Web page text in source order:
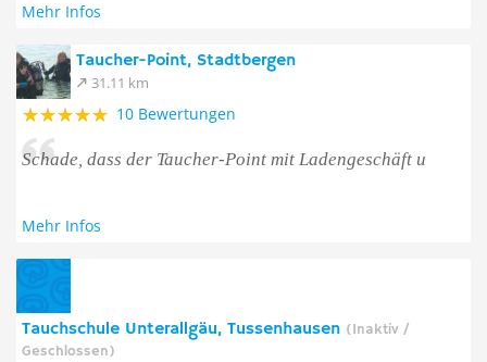
Mehr Infos
Taucher-Point, Stadtbergen
31.11 km
10 Bewertungen
Schade, dass der Taucher-Point mit Ladengeschäft u
Mehr Infos
Tauchschule Unterallgäu, Tussenhausen (Inaktiv /
Geschlossen)